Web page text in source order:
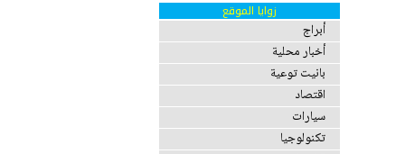
زوايا الموقع
أبراج
أخبار محلية
بانيت توعية
اقتصاد
سيارات
تكنولوجيا